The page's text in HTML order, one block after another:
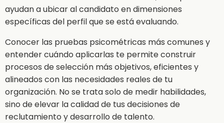
ayudan a ubicar al candidato en dimensiones
específicas del perfil que se está evaluando.
Conocer las pruebas psicométricas más comunes y
entender cuándo aplicarlas te permite construir
procesos de selección más objetivos, eficientes y
alineados con las necesidades reales de tu
organización. No se trata solo de medir habilidades,
sino de elevar la calidad de tus decisiones de
reclutamiento y desarrollo de talento.